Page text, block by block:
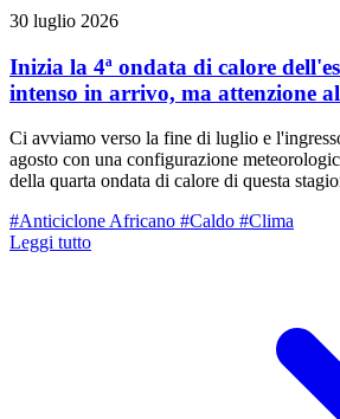
30 luglio 2026
Inizia la 4ª ondata di calore
intenso in arrivo, ma attenzione
Ci avviamo verso la fine di luglio e
agosto con una configurazione
della quarta ondata di calore di questa stagione
da picchi di caldo rilevanti, i modelli di
dell'anticiclone africano su scala continentale.
#Anticiclone Africano #Caldo #Clima
Leggi tutto